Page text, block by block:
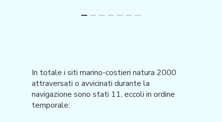
In totale i siti marino-costieri natura 2000
attraversati o avvicinati durante la
navigazione sono stati 11, eccoli in ordine
temporale: